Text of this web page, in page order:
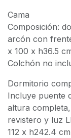
Cama
Composición:
arcón con
x 100 x h36.5
Colchón no
Dormitorio
Incluye puente
altura
revistero y luz
112 x h242.4